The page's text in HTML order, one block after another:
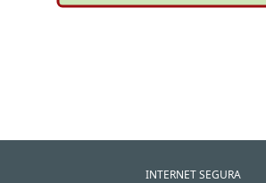
INTERNET SEGURA